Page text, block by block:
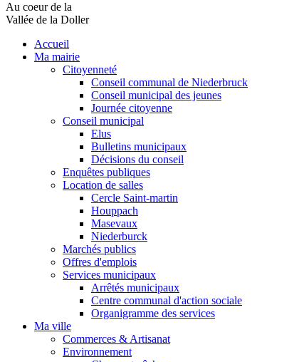
Au coeur de la
Vallée de la Doller
Accueil
Ma mairie
Citoyenneté
Conseil communal de Niederbruck
Conseil municipal des jeunes
Journée citoyenne
Conseil municipal
Elus
Bulletins municipaux
Décisions du conseil
Enquêtes publiques
Location de salles
Cercle Saint-martin
Houppach
Masevaux
Niederburck
Marchés publics
Offres d'emplois
Services municipaux
Arrêtés municipaux
Centre communal d'action sociale
Organigramme des services
Ma ville
Commerces & Artisanat
Environnement